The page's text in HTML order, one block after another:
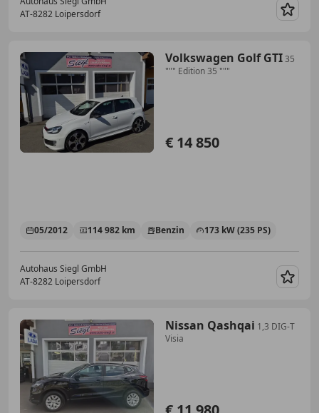
AT-8282 Loipersdorf
Volkswagen Golf GTI35
""" Edition 35 """
€ 14 850
05/2012 114 982 km Benzin 173 kW (235 PS)
Autohaus Siegl GmbH
AT-8282 Loipersdorf
Nissan Qashqai 1,3 DIG-T
Visia